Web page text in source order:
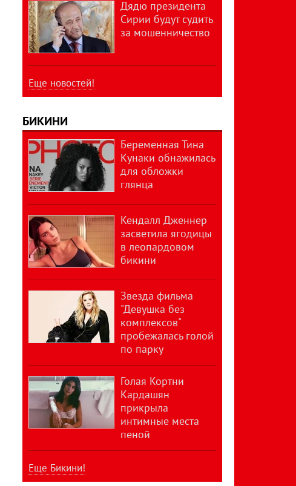
Дядю президента
Сирии будут судить
за мошенничество
Еще новостей!
БИКИНИ
Беременная Тина
Кунаки обнажилась
для обложки
глянца
Кендалл Дженнер
засветила ягодицы
в леопардовом
бикини
Звезда фильма
"Девушка без
комплексов"
пробежалась голой
по парку
Голая Кортни
Кардашян
прикрыла
интимные места
пеной
Еще Бикини!